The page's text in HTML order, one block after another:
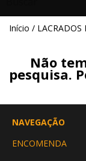
Início / LACRADOS
Não
pesquisa.
NAVEGAÇÃO
ENCOMENDA